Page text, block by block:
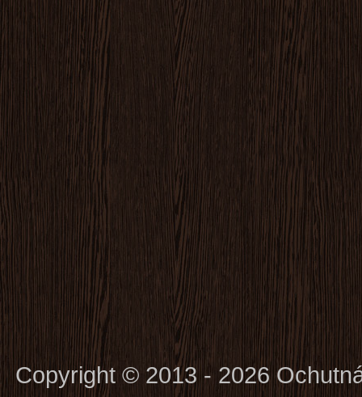
Copyright © 2013 - 2026